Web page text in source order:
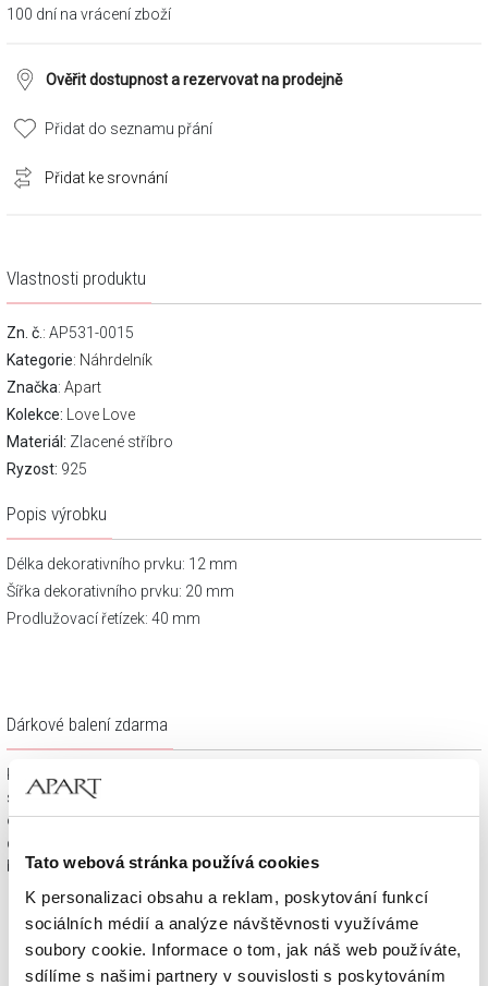
Tato webová stránka používá cookies
K personalizaci obsahu a reklam, poskytování funkcí
sociálních médií a analýze návštěvnosti využíváme
soubory cookie. Informace o tom, jak náš web používáte,
sdílíme s našimi partnery v souvislosti s poskytováním
100 dní na vrácení zboží
Ověřit dostupnost a rezervovat na prodejně
Přidat do seznamu přání
Přidat ke srovnání
Vlastnosti produktu
Zn. č. : AP531-0015
Kategorie: Náhrdelník
Značka: Apart
Kolekce:
Love Love
Materiál: Zlacené stříbro
Ryzost: 925
Popis výrobku
Délka dekorativního prvku: 12 mm
Šířka dekorativního prvku: 20 mm
Prodlužovací řetízek: 40 mm
Dárkové balení zdarma
Klenotnické výrobky zakoupené na e-shopu Apart.cz obdržíte
spolu s dárkovou krabičkou a taštičkou – v závislosti na
objednaném sortimentu. Váš nákup se tak stane krásným
dárkem, který můžete bez dalších příprav věnovat svým
blízkým.